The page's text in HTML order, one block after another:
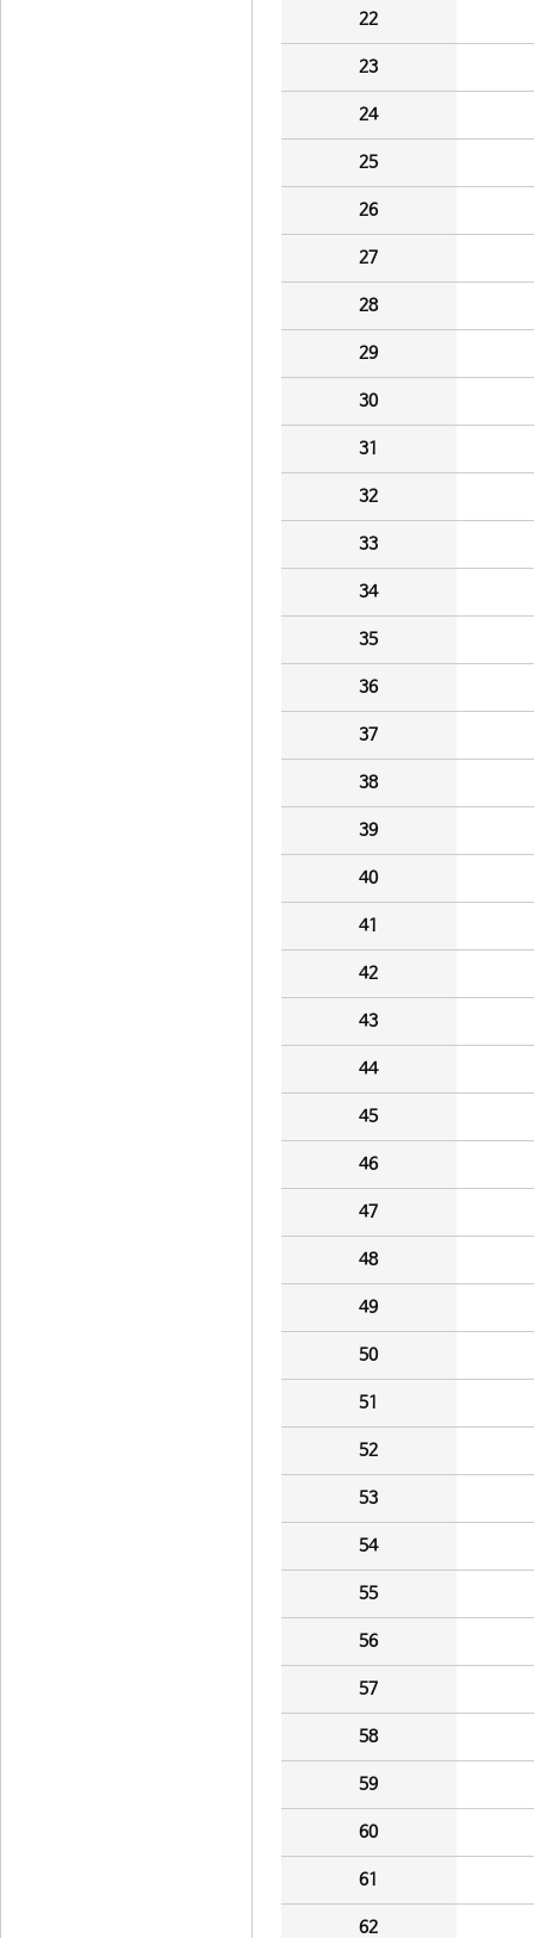
22
23
24
25
26
27
28
29
30
31
32
33
34
35
36
37
38
39
40
41
42
43
44
45
46
47
48
49
50
51
52
53
54
55
56
57
58
59
60
61
62